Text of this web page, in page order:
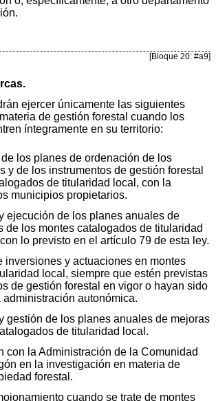
[Bloque 20: #a9]
ejercer únicamente las siguientes
de gestión forestal cuando los
íntegramente en su territorio:
los planes de ordenación de los
y de los instrumentos de gestión forestal
de titularidad local, con la
municipios propietarios.
ejecución de los planes anuales de
de los montes catalogados de titularidad
lo previsto en el artículo 79 de esta ley.
inversiones y actuaciones en montes
local, siempre que estén previstas
de gestión forestal en vigor o hayan sido
autonómica.
gestión de los planes anuales de mejoras
de titularidad local.
con la Administración de la Comunidad
en la investigación en materia de
forestal.
cuando se trate de montes